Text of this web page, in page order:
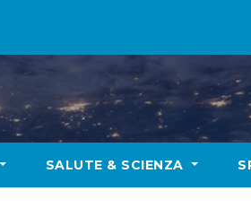
SALUTE & SCIENZA